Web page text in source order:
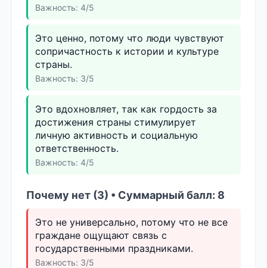
Важность: 4/5
Это ценно, потому что люди чувствуют
сопричастность к истории и культуре
страны.
Важность: 3/5
Это вдохновляет, так как гордость за
достижения страны стимулирует
личную активность и социальную
ответственность.
Важность: 4/5
Почему нет (3) • Суммарный балл: 8
Это не универсально, потому что не все
граждане ощущают связь с
государственными праздниками.
Важность: 3/5